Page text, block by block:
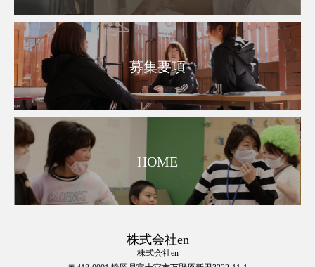
募集要項
HOME
株式会社en
株式会社en